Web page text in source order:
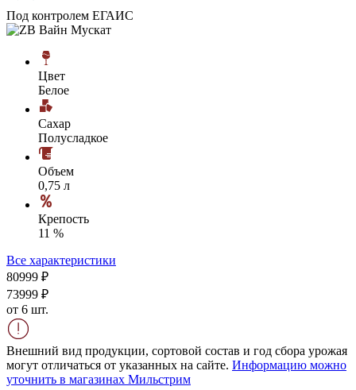
Под контролем ЕГАИС
Цвет
Белое
Сахар
Полусладкое
Объем
0,75 л
Крепость
11 %
Все характеристики
80999 ₽
73999 ₽
от 6 шт.
Внешний вид продукции, сортовой состав и год сбора урожая
могут отличаться от указанных на сайте. Информацию можно
уточнить в магазинах Мильстрим